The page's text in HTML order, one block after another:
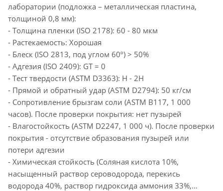
лаборатории (подложка – металлическая пластина,
толщиной 0,8 мм):
- Толщина пленки (ISO 2178): 60 - 80 мкм
- Растекаемость: Хорошая
- Блеск (ISO 2813, под углом 60º) > 50%
- Адгезия (ISO 2409): GT = 0
- Тест твердости (ASTM D3363): H - 2H
- Прямой и обратный удар (ASTM D2794): 50 кг/см
- Сопротивление брызгам соли (ASTM B117, 1 000
часов). После проверки покрытия: нет пузырей
- Влагостойкость (ASTM D2247, 1 000 ч). После проверки
покрытия - отсутствие образования пузырей или
потери адгезии
- Химическая стойкость (Соляная кислота 10%,
насыщенный раствор сероводорода, перекись
водорода 40%, раствор гидроксида аммония 33%,